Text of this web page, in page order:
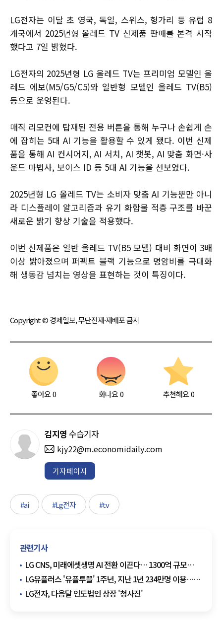
LG전자는 이달 초 영국, 독일, 스위스, 헝가리 등 유럽 8
개국에서 2025년형 올레드 TV 신제품 판매를 본격 시작
했다고 7일 밝혔다.
LG전자의 2025년형 LG 올레드 TV는 프리미엄 모델인 올
레드 에보(M5/G5/C5)와 일반형 모델인 올레드 TV(B5)
등으로 운영된다.
매직 리모컨에 탑재된 전용 버튼을 통해 누구나 손쉽게 손
에 잡히는 5대 AI 기능을 활용할 수 있게 됐다. 이번 신제
품을 통해 AI 컨시어지, AI 서치, AI 챗봇, AI 맞춤 화면·사
운드 마법사, 보이스 ID 등 5대 AI 기능을 선보였다.
2025년형 LG 올레드 TV는 소비자 맞춤 AI 기능뿐만 아니
라 디스플레이 알고리즘과 유기 화합물 적층 구조를 바꾼
새로운 밝기 향상 기술을 적용했다.
이번 신제품은 일반 올레드 TV(B5 모델) 대비 화면이 3배
이상 밝아졌으며 퍼펙트 블랙 기능으로 명암비를 극대화
해 생동감 넘치는 영상을 표현하는 것이 특징이다.
Copyright © 경제일보, 무단전재·재배포 금지
좋아요0 화나요0 추천해요 0
김지영 수습기자
kjy22@m.economidaily.com
기자페이지
#ai #Lg전자 #tv
관련기사
LG CNS, 미래에셋생명 AI 전환 이끈다… 1300억 규모
차세대 시스템 구축
LG유플러스 '유플투쁠' 1주년, 지난 1년 234만명 이용…
고객과의 약속
LG전자, 다음달 인도법인 상장 '청사진'